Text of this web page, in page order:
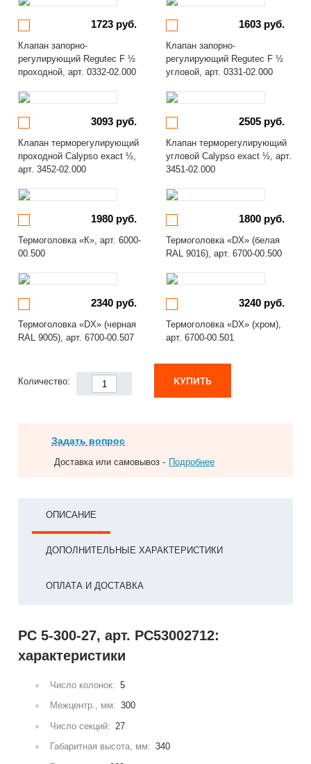
1723 руб.
Клапан запорно-
регулирующий Regutec F ½
проходной, арт. 0332-02.000
1603 руб.
Клапан запорно-
регулирующий Regutec F ½
угловой, арт. 0331-02.000
3093 руб.
Клапан терморегулирующий
проходной Calypso exact ½,
арт. 3452-02.000
2505 руб.
Клапан терморегулирующий
угловой Calypso exact ½, арт.
3451-02.000
1980 руб.
Термоголовка «К», арт. 6000-
00.500
1800 руб.
Термоголовка «DX» (белая
RAL 9016), арт. 6700-00.500
2340 руб.
Термоголовка «DX» (черная
RAL 9005), арт. 6700-00.507
3240 руб.
Термоголовка «DX» (хром),
арт. 6700-00.501
Количество: КУПИТЬ
Задать вопрос
Доставка или самовывоз - Подробнее
ОПИСАНИЕ
ДОПОЛНИТЕЛЬНЫЕ ХАРАКТЕРИСТИКИ
ОПЛАТА И ДОСТАВКА
РС 5-300-27, арт. РС53002712:
характеристики
Число колонок: 5
Межцентр., мм: 300
Число секций: 27
Габаритная высота, мм: 340